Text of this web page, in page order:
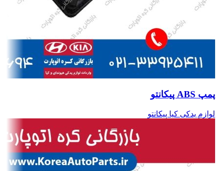
پمپ ABS پیکانتو
لوازم یدکی کیا پیکانتو